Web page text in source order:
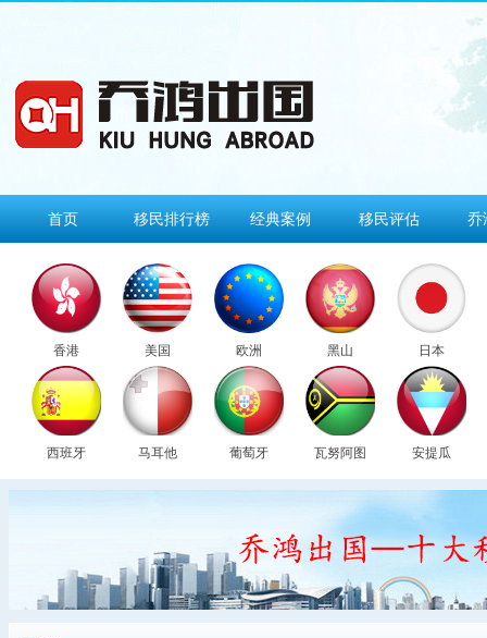
首页 移民排行榜 经典案例 移民评估 乔
香港 美国 欧洲 黑山 日本
西班牙 马耳他 葡萄牙 瓦努阿图 安提瓜